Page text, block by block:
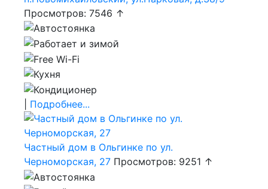
Просмотров: 7546 ↑
Подробнее...
Частный дом в Ольгинке по ул.
Черноморская, 27 Просмотров: 9251 ↑